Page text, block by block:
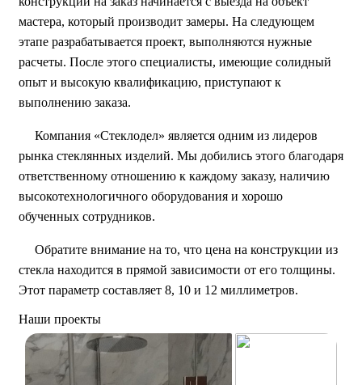
мастера, который производит замеры. На следующем
этапе разрабатывается проект, выполняются нужные
расчеты. После этого специалисты, имеющие солидный
опыт и высокую квалификацию, приступают к
выполнению заказа.
Компания «Стеклодел» является одним из лидеров
рынка стеклянных изделий. Мы добились этого благодаря
ответственному отношению к каждому заказу, наличию
высокотехнологичного оборудования и хорошо
обученных сотрудников.
Обратите внимание на то, что цена на конструкции из
стекла находится в прямой зависимости от его толщины.
Этот параметр составляет 8, 10 и 12 миллиметров.
Наши проекты